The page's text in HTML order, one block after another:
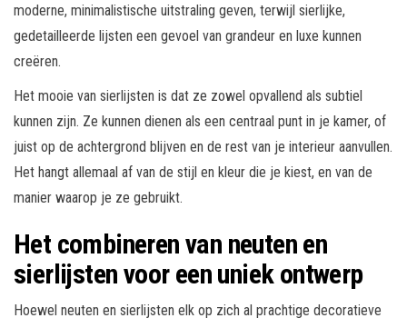
moderne, minimalistische uitstraling geven, terwijl sierlijke,
gedetailleerde lijsten een gevoel van grandeur en luxe kunnen
creëren.
Het mooie van sierlijsten is dat ze zowel opvallend als subtiel
kunnen zijn. Ze kunnen dienen als een centraal punt in je kamer, of
juist op de achtergrond blijven en de rest van je interieur aanvullen.
Het hangt allemaal af van de stijl en kleur die je kiest, en van de
manier waarop je ze gebruikt.
Het combineren van neuten en
sierlijsten voor een uniek ontwerp
Hoewel neuten en sierlijsten elk op zich al prachtige decoratieve